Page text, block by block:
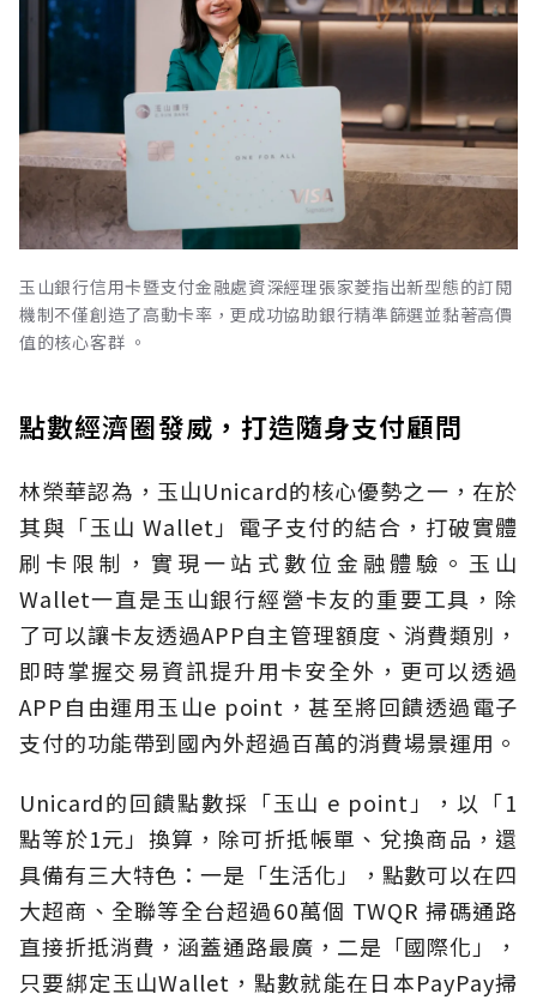
玉山銀行信用卡暨支付金融處資深經理張家菱指出新型態的訂閱
機制不僅創造了高動卡率，更成功協助銀行精準篩選並黏著高價
值的核心客群 。
點數經濟圈發威，打造隨身支付顧問
林榮華認為，玉山Unicard的核心優勢之一，在於
其與「玉山 Wallet」電子支付的結合，打破實體
刷卡限制，實現一站式數位金融體驗。玉山
Wallet一直是玉山銀行經營卡友的重要工具，除
了可以讓卡友透過APP自主管理額度、消費類別，
即時掌握交易資訊提升用卡安全外，更可以透過
APP自由運用玉山e point，甚至將回饋透過電子
支付的功能帶到國內外超過百萬的消費場景運用。
Unicard的回饋點數採「玉山 e point」，以「1
點等於1元」換算，除可折抵帳單、兌換商品，還
具備有三大特色：一是「生活化」，點數可以在四
大超商、全聯等全台超過60萬個 TWQR 掃碼通路
直接折抵消費，涵蓋通路最廣，二是「國際化」，
只要綁定玉山Wallet，點數就能在日本PayPay掃